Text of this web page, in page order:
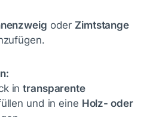
oder Zimtstange
intransparente
und in eine Holz- oder